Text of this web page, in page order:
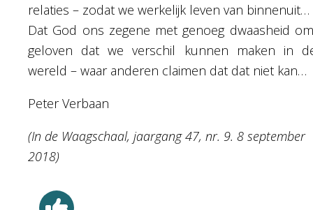
relaties – zodat we werkelijk leven van binnenuit…
Dat God ons zegene met genoeg dwaasheid
geloven dat we verschil kunnen maken in
wereld – waar anderen claimen dat dat niet kan…
Peter Verbaan
(In de Waagschaal, jaargang 47, nr. 9. 8 september
2018)